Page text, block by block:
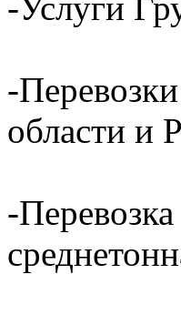
-Услуги
-
области и
-